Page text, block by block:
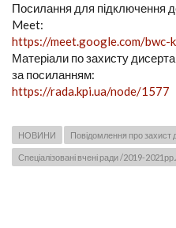
Посилання для підключення
Meet:
https://meet.google.com/bwc-
Матеріали по захисту
за посиланням:
https://rada.kpi.ua/node/1577
НОВИНИ Повідомлення про захист
Спеціалізовані вчені ради /2019-